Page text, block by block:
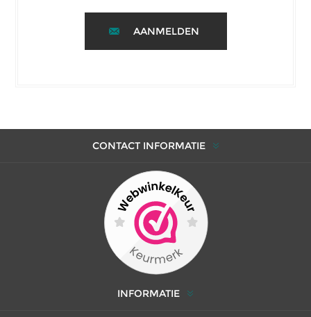
AANMELDEN
CONTACT INFORMATIE
INFORMATIE